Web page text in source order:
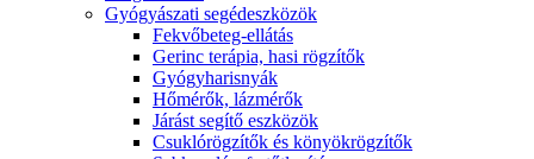
Gyógyászati segédeszközök
Fekvőbeteg-ellátás
Gerinc terápia, hasi rögzítők
Gyógyharisnyák
Hőmérők, lázmérők
Járást segítő eszközök
Csuklórögzítők és könyökrögzítők